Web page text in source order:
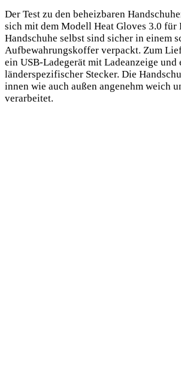
Der Test zu den beheizbaren
sich mit dem Modell Heat Gloves 3.0 für
Handschuhe selbst sind sicher in einem
Aufbewahrungskoffer verpackt. Zum
ein USB-Ladegerät mit Ladeanzeige und
länderspezifischer Stecker. Die
innen wie auch außen angenehm weich
verarbeitet.